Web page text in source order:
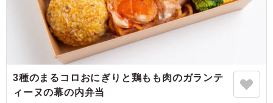
3種のまるコロおにぎりと鶏もも肉のガランテ
ィーヌの幕の内弁当